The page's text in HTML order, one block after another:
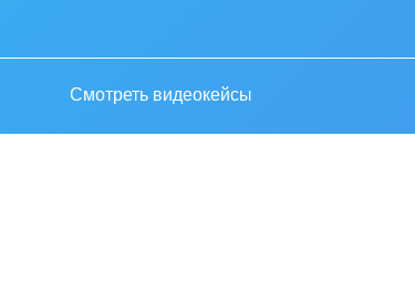
Смотреть видеокейсы